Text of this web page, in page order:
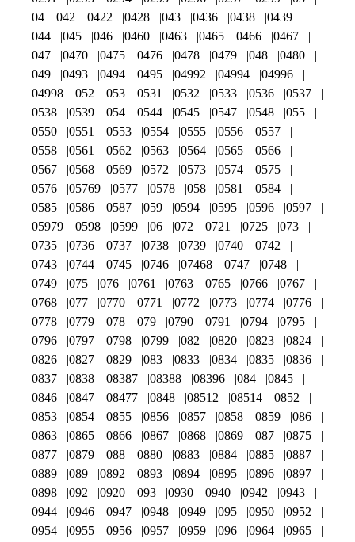
04
042 0422 0428 043 0436 0438
0439
044
045 046 0460 0463 0465 0466
0467
047
0470 0475 0476 0478 0479 048
0480
049
0493 0494 0495 04992 04994
04996
04998
052 053 0531 0532 0533 0536
0537
0538
0539 054 0544 0545 0547 0548
055
0550
0551 0553 0554 0555 0556
0557
0558
0561 0562 0563 0564 0565
0566
0567
0568 0569 0572 0573 0574
0575
0576
05769 0577 0578 058 0581
0584
0585
0586 0587 059 0594 0595 0596
0597
05979
0598 0599 06 072 0721 0725
073
0735
0736 0737 0738 0739 0740
0742
0743
0744 0745 0746 07468 0747
0748
0749
075 076 0761 0763 0765 0766
0767
0768
077 0770 0771 0772 0773 0774
0776
0778
0779 078 079 0790 0791 0794
0795
0796
0797 0798 0799 082 0820 0823
0824
0826
0827 0829 083 0833 0834 0835
0836
0837
0838 08387 08388 08396 084
0845
0846
0847 08477 0848 08512 08514
0852
0853
0854 0855 0856 0857 0858 0859
086
0863
0865 0866 0867 0868 0869 087
0875
0877
0879 088 0880 0883 0884 0885
0887
0889
089 0892 0893 0894 0895 0896
0897
0898
092 0920 093 0930 0940 0942
0943
0944
0946 0947 0948 0949 095 0950
0952
0954
0955 0956 0957 0959 096 0964
0965